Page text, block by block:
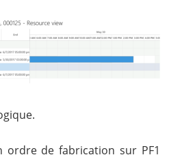
ordre de fabrication sur PF1